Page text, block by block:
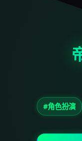
#角色扮演